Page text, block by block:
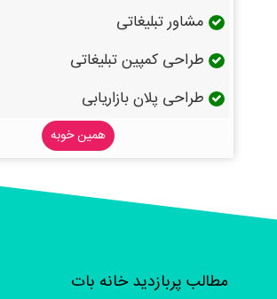
مشاور تبلیغاتی
طراحی کمپین تبلیغاتی
طراحی پلان بازاریابی
همین خوبه
مطالب پربازدید خانه بات